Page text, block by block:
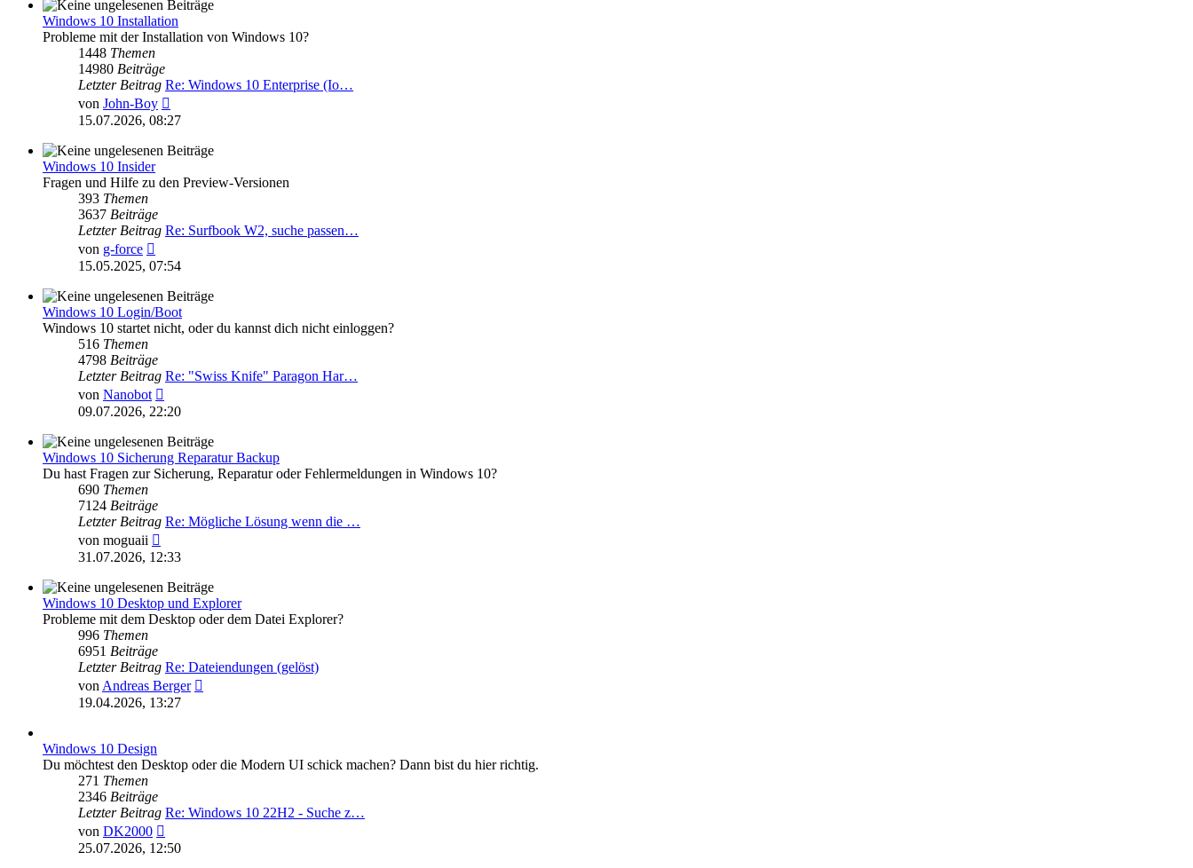
Windows 10 Installation
Probleme mit der Installation von Windows 10?
1448 Themen
14980 Beiträge
Letzter Beitrag Re: Windows 10 Enterprise (Io…
von John-Boy
Beitrag
15.07.2026, 08:27
Windows 10 Insider
Fragen und Hilfe zu den Preview-Versionen
393 Themen
3637 Beiträge
Letzter Beitrag Re: Surfbook W2, suche passen…
von g-force
Beitrag
15.05.2025, 07:54
Windows 10 Login/Boot
Windows 10 startet nicht, oder du kannst dich nicht einloggen?
516 Themen
4798 Beiträge
Letzter Beitrag Re: "Swiss Knife" Paragon Har…
von Nanobot
Beitrag
09.07.2026, 22:20
Windows 10 Sicherung Reparatur Backup
Du hast Fragen zur Sicherung, Reparatur oder Fehlermeldungen in Windows 10?
690 Themen
7124 Beiträge
Letzter Beitrag Re: Mögliche Lösung wenn die …
von moguaii
Beitrag
31.07.2026, 12:33
Windows 10 Desktop und Explorer
Probleme mit dem Desktop oder dem Datei Explorer?
996 Themen
6951 Beiträge
Letzter Beitrag Re: Dateiendungen (gelöst)
von Andreas Berger
19.04.2026, 13:27
Windows 10 Design
Du möchtest den Desktop oder die Modern UI schick machen? Dann bist du hier richtig.
271 Themen
2346 Beiträge
Letzter Beitrag Re: Windows 10 22H2 - Suche z…
von DK2000
Beitrag
25.07.2026, 12:50